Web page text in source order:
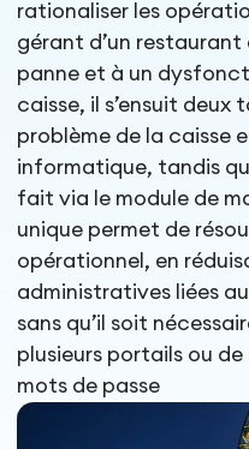
rationaliser les
gérant d’un
panne et à un
caisse, il s’ensuit deux
problème de la caisse
informatique, tandis
fait via le module de
unique permet de
opérationnel, en
administratives liées
sans qu’il soit
plusieurs portails ou
mots de passe